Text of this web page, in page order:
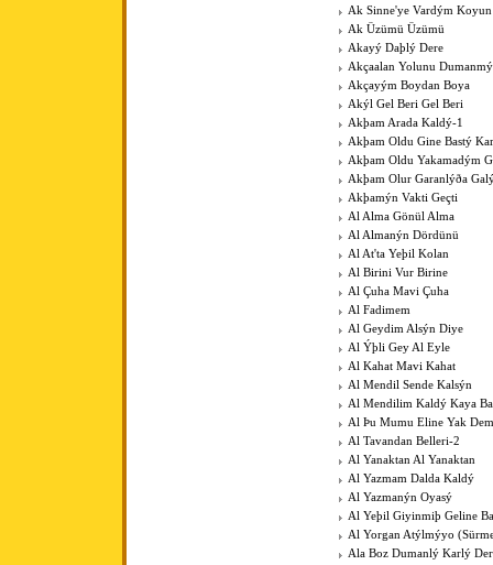
Ak Sinne'ye Vardým Koyun
Ak Üzümü Üzümü
Akayý Daþlý Dere
Akçaalan Yolunu
Akçayým Boydan Boya
Akýl Gel Beri Gel Beri
Akþam Arada Kaldý-1
Akþam Oldu Gine Bastý
Akþam Oldu Yakamadým
Akþam Olur Garanlýða
Akþamýn Vakti Geçti
Al Alma Gönül Alma
Al Almanýn Dördünü
Al At'ta Yeþil Kolan
Al Birini Vur Birine
Al Çuha Mavi Çuha
Al Fadimem
Al Geydim Alsýn Diye
Al Ýþli Gey Al Eyle
Al Kahat Mavi Kahat
Al Mendil Sende Kalsýn
Al Mendilim Kaldý Kaya
Al Þu Mumu Eline Yak
Al Tavandan Belleri-2
Al Yanaktan Al Yanaktan
Al Yazmam Dalda Kaldý
Al Yazmanýn Oyasý
Al Yeþil Giyinmiþ Geline
Al Yorgan Atýlmýyo
Ala Boz Dumanlý Karlý